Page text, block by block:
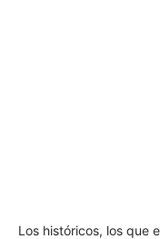
Los históricos, los que